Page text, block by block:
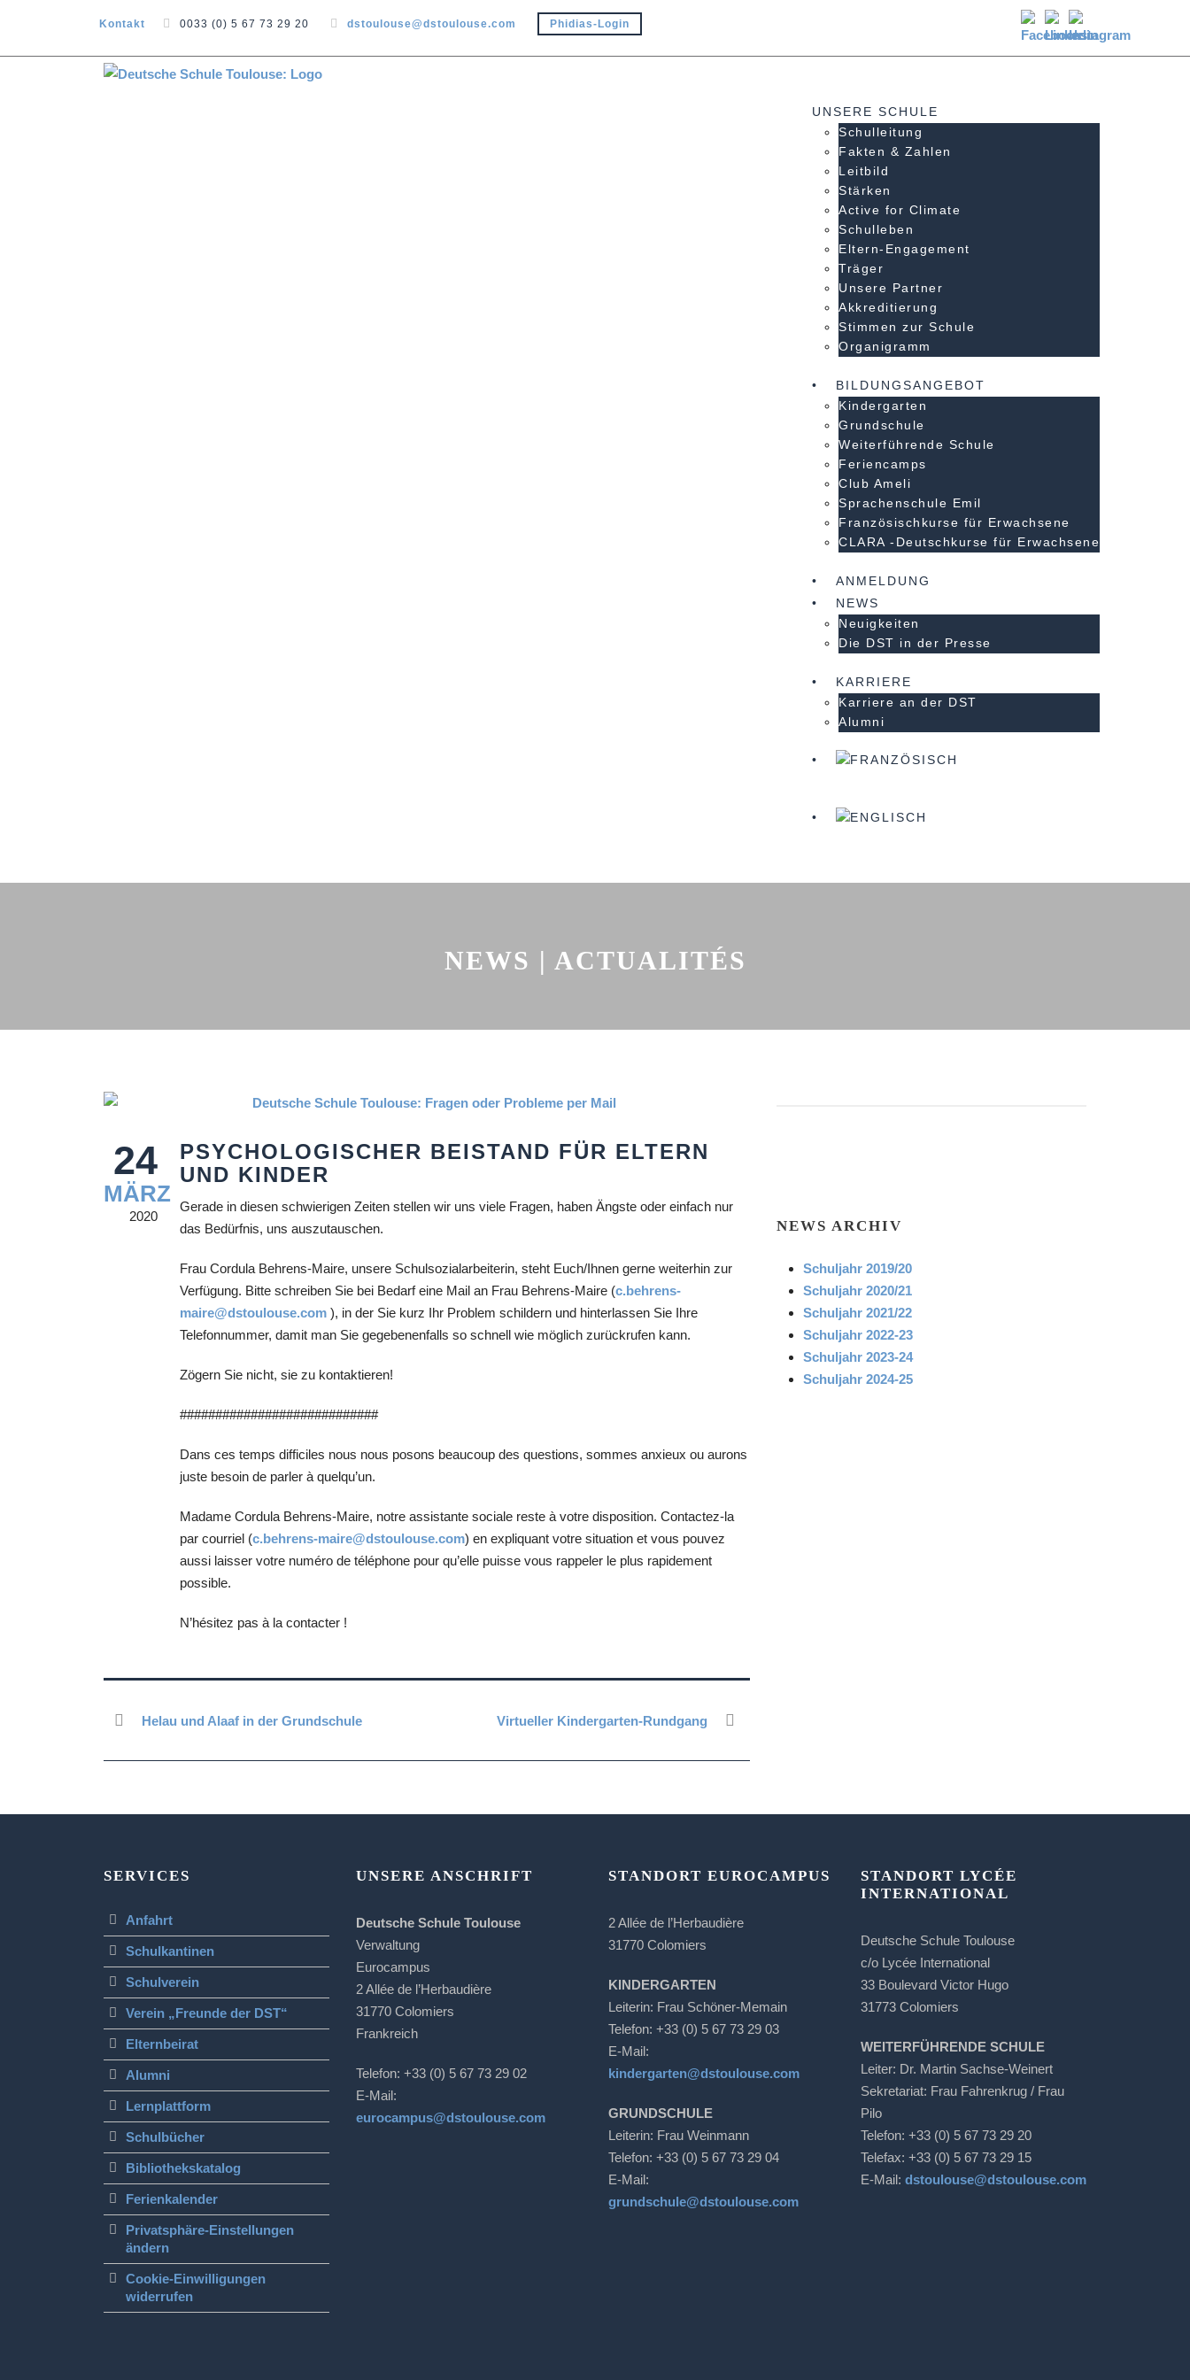
Kontakt 0033 (0) 5 67 73 29 20 dstoulouse@dstoulouse.com Phidias-Login
UNSERE SCHULE
Schulleitung
Fakten & Zahlen
Leitbild
Stärken
Active for Climate
Schulleben
Eltern-Engagement
Träger
Unsere Partner
Akkre­di­tier­ung
Stimmen zur Schule
Organigramm
BILDUNGSANGEBOT
Kindergarten
Grundschule
Weiterführende Schule
Feriencamps
Club Ameli
Sprachenschule Emil
Französischkurse für Erwachsene
CLARA -Deutschkurse für Erwachsene
ANMELDUNG
NEWS
Neuigkeiten
Die DST in der Presse
KARRIERE
Karriere an der DST
Alumni
NEWS | ACTUALITÉS
24
MÄRZ
2020
PSYCHOLOGISCHER BEISTAND FÜR ELTERN
UND KINDER
Gerade in diesen schwierigen Zeiten stellen wir uns viele Fragen, haben Ängste oder einfach nur
das Bedürfnis, uns auszutauschen.
Frau Cordula Behrens-Maire, unsere Schulsozialarbeiterin, steht Euch/Ihnen gerne weiterhin zur
Verfügung. Bitte schreiben Sie bei Bedarf eine Mail an Frau Behrens-Maire (c.behrens-
maire@dstoulouse.com ), in der Sie kurz Ihr Problem schildern und hinterlassen Sie Ihre
Telefonnummer, damit man Sie gegebenenfalls so schnell wie möglich zurückrufen kann.
Zögern Sie nicht, sie zu kontaktieren!
############################
Dans ces temps difficiles nous nous posons beaucoup des questions, sommes anxieux ou aurons
juste besoin de parler à quelqu’un.
Madame Cordula Behrens-Maire, notre assistante sociale reste à votre disposition. Contactez-la
par courriel (c.behrens-maire@dstoulouse.com) en expliquant votre situation et vous pouvez
aussi laisser votre numéro de téléphone pour qu’elle puisse vous rappeler le plus rapidement
possible.
N’hésitez pas à la contacter !
Helau und Alaaf in der Grundschule Virtueller Kindergarten-Rundgang
NEWS ARCHIV
Schuljahr 2019/20
Schuljahr 2020/21
Schuljahr 2021/22
Schuljahr 2022-23
Schuljahr 2023-24
Schuljahr 2024-25
SERVICES
Anfahrt
Schulkantinen
Schulverein
Verein „Freunde der DST“
Elternbeirat
Alumni
Lernplattform
Schulbücher
Bibliothekskatalog
Ferienkalender
Privatsphäre-Einstellungen
ändern
Cookie-Einwilligungen
widerrufen
UNSERE ANSCHRIFT
Deutsche Schule Toulouse
Verwaltung
Eurocampus
2 Allée de l’Herbaudière
31770 Colomiers
Frankreich
Telefon: +33 (0) 5 67 73 29 02
E-Mail:
eurocampus@dstoulouse.com
STANDORT EUROCAMPUS
2 Allée de l’Herbaudière
31770 Colomiers
KINDERGARTEN
Leiterin: Frau Schöner-Memain
Telefon: +33 (0) 5 67 73 29 03
E-Mail:
kindergarten@dstoulouse.com
GRUNDSCHULE
Leiterin: Frau Weinmann
Telefon: +33 (0) 5 67 73 29 04
E-Mail:
grundschule@dstoulouse.com
STANDORT LYCÉE
INTERNATIONAL
Deutsche Schule Toulouse
c/o Lycée International
33 Boulevard Victor Hugo
31773 Colomiers
WEITERFÜHRENDE SCHULE
Leiter: Dr. Martin Sachse-Weinert
Sekretariat: Frau Fahrenkrug / Frau
Pilo
Telefon: +33 (0) 5 67 73 29 20
Telefax: +33 (0) 5 67 73 29 15
E-Mail: dstoulouse@dstoulouse.com